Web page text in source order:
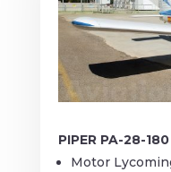
PIPER PA-28-
Motor